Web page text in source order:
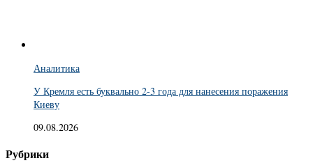
Аналитика
У Кремля есть буквально 2-3 года для нанесения поражения
Киеву
09.08.2026
Рубрики